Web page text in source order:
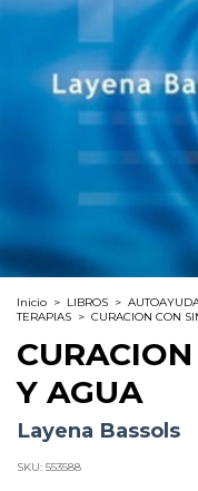
Inicio > LIBROS >
TERAPIAS > CURACION CON
Y AGUA
Layena Bassols
SKU: 553588